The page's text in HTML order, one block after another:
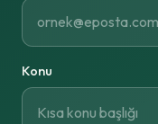
Konu